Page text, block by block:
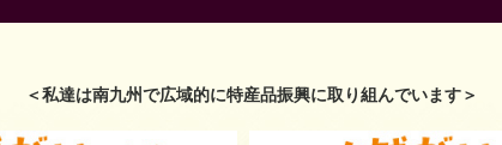
＜私達は南九州で広域的に特産品振興に取り組んでいます＞